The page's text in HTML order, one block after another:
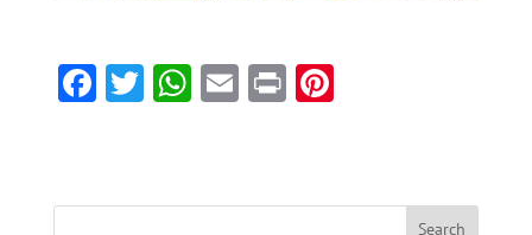
F
b
T
er
W
sA
E
l
Pr Pi
es